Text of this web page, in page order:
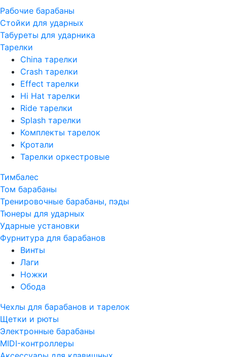
Рабочие барабаны
Стойки для ударных
Табуреты для ударника
Тарелки
China тарелки
Crash тарелки
Effect тарелки
Hi Hat тарелки
Ride тарелки
Splash тарелки
Комплекты тарелок
Кротали
Тарелки оркестровые
Тимбалес
Том барабаны
Тренировочные барабаны, пэды
Тюнеры для ударных
Ударные установки
Фурнитура для барабанов
Винты
Лаги
Ножки
Обода
Чехлы для барабанов и тарелок
Щетки и рюты
Электронные барабаны
MIDI-контроллеры